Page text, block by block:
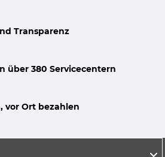
Transparenz
über 380 Servicecentern
vor Ort bezahlen